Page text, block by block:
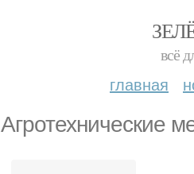
всё
главная
Агротехнические